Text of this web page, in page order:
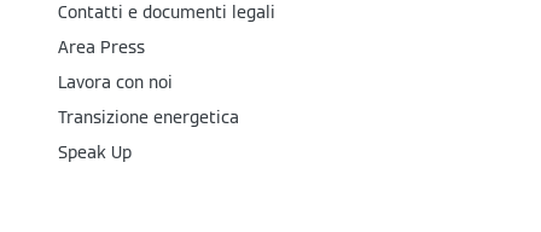
Contatti e documenti legali
Area Press
Lavora con noi
Transizione energetica
Speak Up